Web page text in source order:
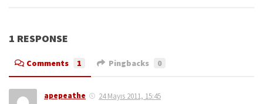
1 RESPONSE
Comments 1 Pingbacks 0
apepeathe 24 Mayıs 2011, 15:45